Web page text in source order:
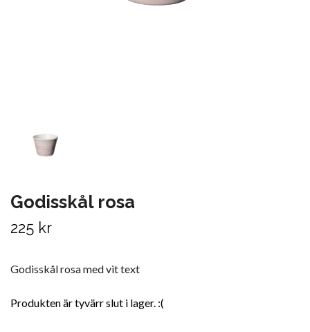
Godisskål rosa
225 kr
Godisskål rosa med vit text
Produkten är tyvärr slut i lager. :(